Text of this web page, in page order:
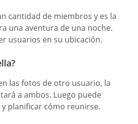
cantidad de miembros y es la
una aventura de una noche.
usuarios en su ubicación.
las fotos de otro usuario, la
a ambos. Luego puede
planificar cómo reunirse.